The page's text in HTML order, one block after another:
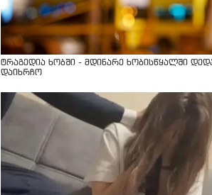
ტრაგედია ხობში - მდინარე ხობისწყალში
დაიხრჩო